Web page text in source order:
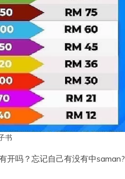
书
开吗？忘记自己有没有中saman?